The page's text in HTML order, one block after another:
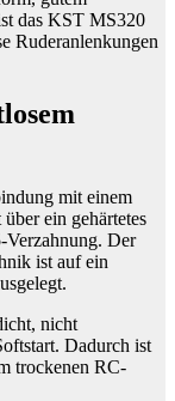
das KST MS320
Ruderanlenkungen
mit einem
ein gehärtetes
Verzahnung. Der
ist auf ein
nicht
Dadurch ist
trockenen RC-